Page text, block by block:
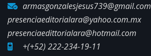
armasgonzalesjesus739@gmail.com
presenciaeditorialara@yahoo.com.mx
presenciaedittorialara@hotmail.com
+(+52) 222-234-19-11